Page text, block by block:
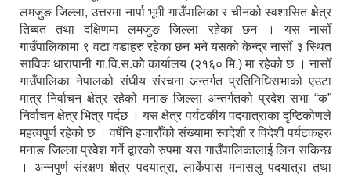
लमजुङ जिल्ला, उत्तरमा नार्पा भूमी गाउँपालिका र चीनको स्वशासित क्षेत्र
तिब्बत तथा दक्षिणमा लमजुङ जिल्ला रहेका छन । यस नासोँ
गाउँपालिकामा ९ वटा वडाहरु रहेका छन भने यसको केन्द्र नासोँ ३ स्थित
साविक धारापानी गा.वि.स.को कार्यालय (२१६० मि.) मा रहेको छ । नासोँ
गाउँपालिका नेपालको संघीय संरचना अन्तर्गत प्रतिनिधिसभाको एउटा
मात्र निर्वाचन क्षेत्र रहेको मनाङ जिल्ला अन्तर्गतको प्रदेश सभा “क”
निर्वाचन क्षेत्र भित्र पर्दछ । यस क्षेत्र पर्यटकीय पदयात्राका दृष्टिकोणले
महत्वपुर्ण रहेको छ । वर्षेनि हजारौँको संख्यामा स्वदेशी र विदेशी पर्यटकहरु
मनाङ जिल्ला प्रवेश गर्ने द्वारको रुपमा यस गाउँपालिकालाई लिन सकिन्छ
। अन्नपुर्ण संरक्षण क्षेत्र पदयात्रा, लार्केपास मनासलु पदयात्रा तथा